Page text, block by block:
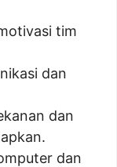
tim
dan
dan
dan